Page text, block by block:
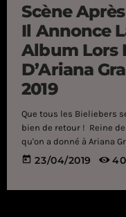
Scène
Il Annonce
Album Lors
D’Ariana
2019
Que tous les Bieliebers
bien de retour ! Reine
qu'on a donné à Ariana
Minaj, Diddy et les
2019. Si on pensait
today 23/04/2019